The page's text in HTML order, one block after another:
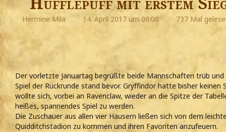
Hermine Mila 14. April 2017 um 00:00 737 Mal
Der vorletzte Januartag begrüßte beide Mannschaften trüb
Spiel der Rückrunde stand bevor. Gryffindor hatte bisher keinen
wollte sich, vorbei an Ravenclaw, wieder an die Spitze der
heißes, spannendes Spiel zu werden.
Die Zuschauer aus allen vier Häusern ließen sich von dem
Quidditchstadion zu kommen und ihren Favoriten anzufeuern.